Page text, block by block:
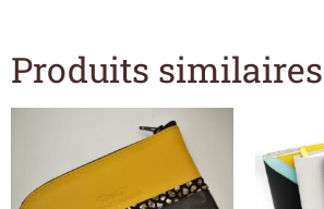
Produits similaires